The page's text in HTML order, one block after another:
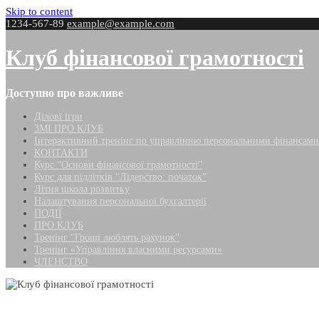
Skip to content
1234-567-89 example@example.com
Клуб фінансової грамотності
Доступно про важливе
Ділові ігри
ЗМІ ПРО КЛУБ
Інтерактивний тренінг по управлінню персональними
КОНТАКТИ
Курс “Основи фінансової грамотності”
Курс для підлітків “Лідерство: початок”
Літня школа розвитку
Налаштування персональної бухгалтерії
ПОДІЇ
ПРО КЛУБ
Тренінг “Гроші люблять рахунок”
Тренінг «Управління власними ресурсами»
ЧЛЕНСТВО